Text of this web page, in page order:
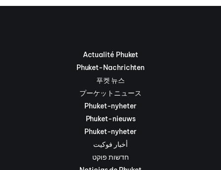
Actualité Phuket
Phuket-Nachrichten
푸켓 뉴스
プーケットニュース
Phuket-nyheter
Phuket-nieuws
Phuket-nyheter
أخبار فوكيت
חדשות פוקט